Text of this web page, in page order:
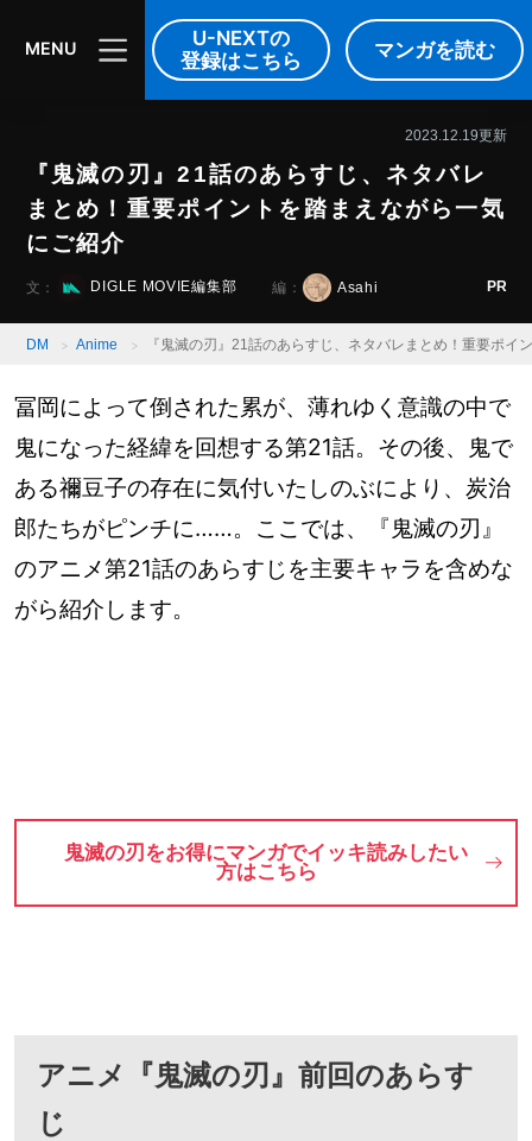
DIGLE MOVIE 音楽
MENU
U-NEXTの
登録はこちら
マンガを読む
2023.12.19更新
『鬼滅の刃』21話のあらすじ、ネタバレ
まとめ！重要ポイントを踏まえながら一気
にご紹介
文： DIGLE MOVIE編集部 編： Asahi PR
DM Anime 『鬼滅の刃』21話のあらすじ、ネタバレまとめ！重要ポイ
冨岡によって倒された累が、薄れゆく意識の中で
鬼になった経緯を回想する第21話。その後、鬼で
ある禰豆子の存在に気付いたしのぶにより、炭治
郎たちがピンチに……。ここでは、『鬼滅の刃』
のアニメ第21話のあらすじを主要キャラを含めな
がら紹介します。
鬼滅の刃をお得にマンガでイッキ読みしたい
方はこちら
アニメ『鬼滅の刃』前回のあらす
じ